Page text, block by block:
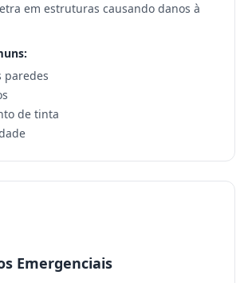
em estruturas causando danos à
paredes
de tinta
Emergenciais